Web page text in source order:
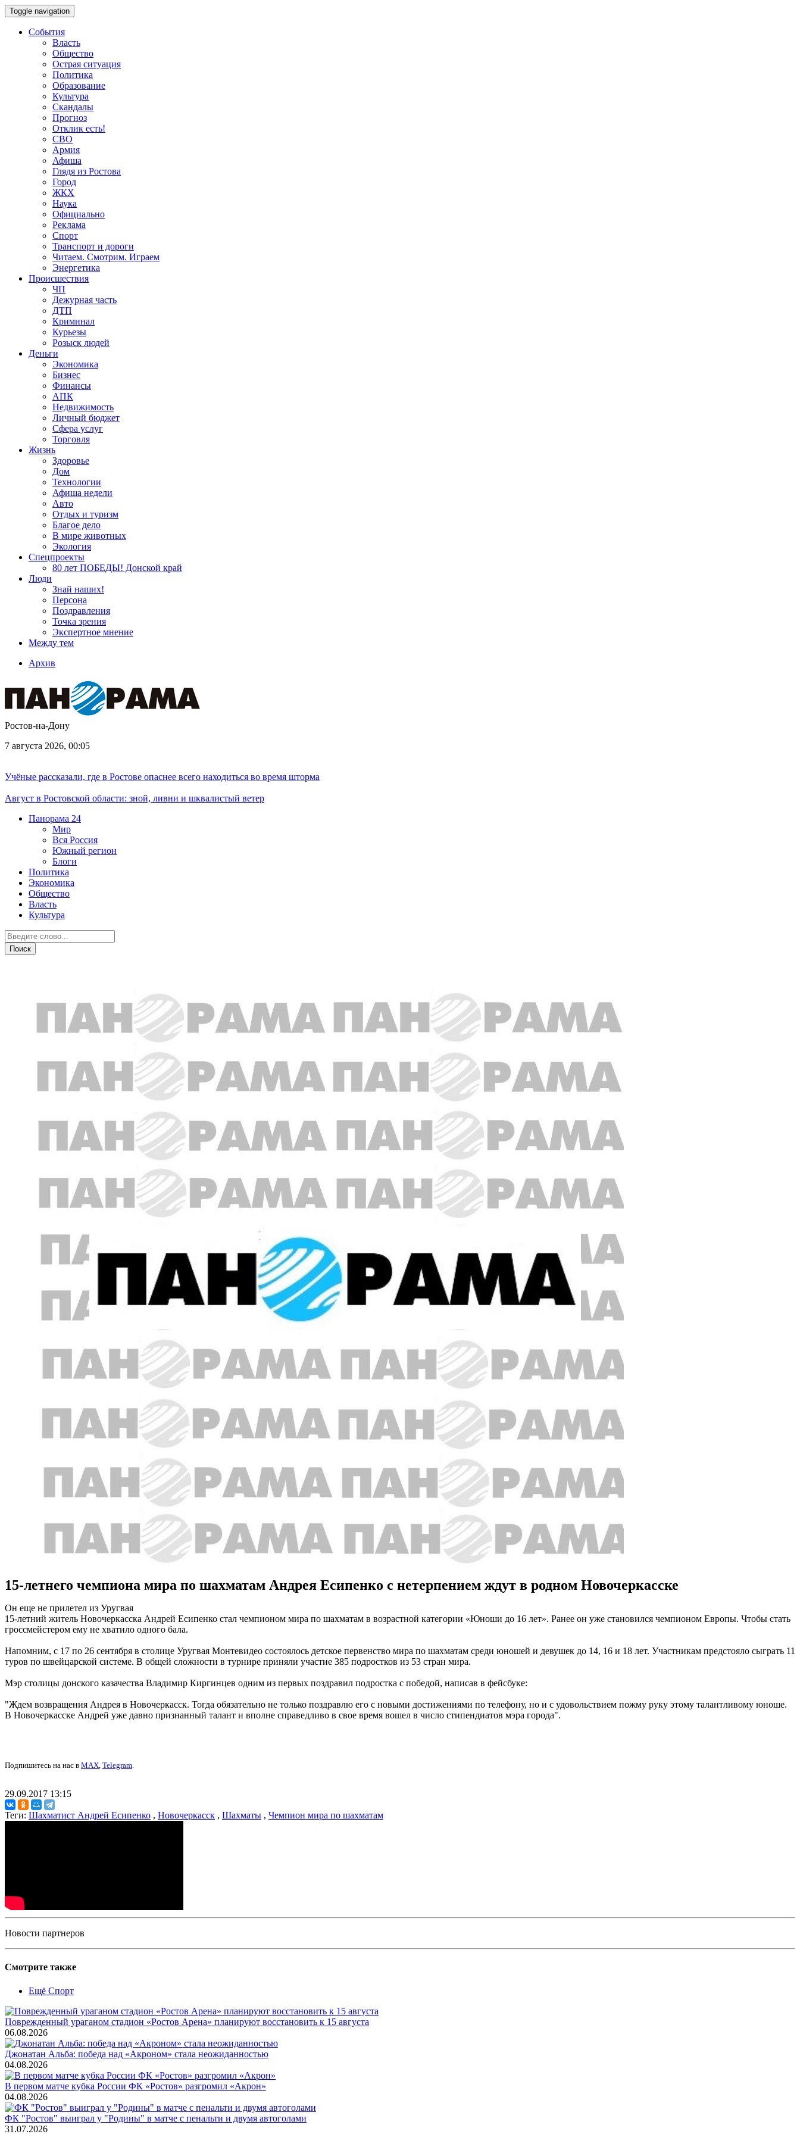
Toggle navigation
События
Власть
Общество
Острая ситуация
Политика
Образование
Культура
Скандалы
Прогноз
Отклик есть!
СВО
Армия
Афиша
Глядя из Ростова
Город
ЖКХ
Наука
Официально
Реклама
Спорт
Транспорт и дороги
Читаем. Смотрим. Играем
Энергетика
Происшествия
ЧП
Дежурная часть
ДТП
Криминал
Курьезы
Розыск людей
Деньги
Экономика
Бизнес
Финансы
АПК
Недвижимость
Личный бюджет
Сфера услуг
Торговля
Жизнь
Здоровье
Дом
Технологии
Афиша недели
Авто
Отдых и туризм
Благое дело
В мире животных
Экология
Спецпроекты
80 лет ПОБЕДЫ! Донской край
Люди
Знай наших!
Персона
Поздравления
Точка зрения
Экспертное мнение
Между тем
Архив
Ростов-на-Дону
7 августа 2026, 00:05
Учёные рассказали, где в Ростове опаснее всего находиться во время шторма
Август в Ростовской области: зной, ливни и шквалистый ветер
Панорама 24
Мир
Вся Россия
Южный регион
Блоги
Политика
Экономика
Общество
Власть
Культура
15-летнего чемпиона мира по шахматам Андрея Есипенко с нетерпением ждут в родном Новочеркасске
Он еще не прилетел из Уругвая
15-летний житель Новочеркасска Андрей Есипенко стал чемпионом мира по шахматам в возрастной категории «Юноши до 16 лет». Ранее он уже становился чемпионом Европы. Чтобы стать
гроссмейстером ему не хватило одного бала.
Напомним, с 17 по 26 сентября в столице Уругвая Монтевидео состоялось детское первенство мира по шахматам среди юношей и девушек до 14, 16 и 18 лет. Участникам предстояло сыграть 11
туров по швейцарской системе. В общей сложности в турнире приняли участие 385 подростков из 53 стран мира.
Мэр столицы донского казачества Владимир Киргинцев одним из первых поздравил подростка с победой, написав в фейсбуке:
"Ждем возвращения Андрея в Новочеркасск. Тогда обязательно не только поздравлю его с новыми достижениями по телефону, но и с удовольствием пожму руку этому талантливому юноше.
В Новочеркасске Андрей уже давно признанный талант и вполне справедливо в свое время вошел в число стипендиатов мэра города".
Подпишитесь на нас в MAX, Telegram.
29.09.2017 13:15
Теги: Шахматист Андрей Есипенко , Новочеркасск , Шахматы , Чемпион мира по шахматам
Новости партнеров
Смотрите также
Ещё Спорт
Поврежденный ураганом стадион «Ростов Арена» планируют восстановить к 15 августа
06.08.2026
Джонатан Альба: победа над «Акроном» стала неожиданностью
04.08.2026
В первом матче кубка России ФК «Ростов» разгромил «Акрон»
04.08.2026
ФК "Ростов" выиграл у "Родины" в матче с пенальти и двумя автоголами
31.07.2026